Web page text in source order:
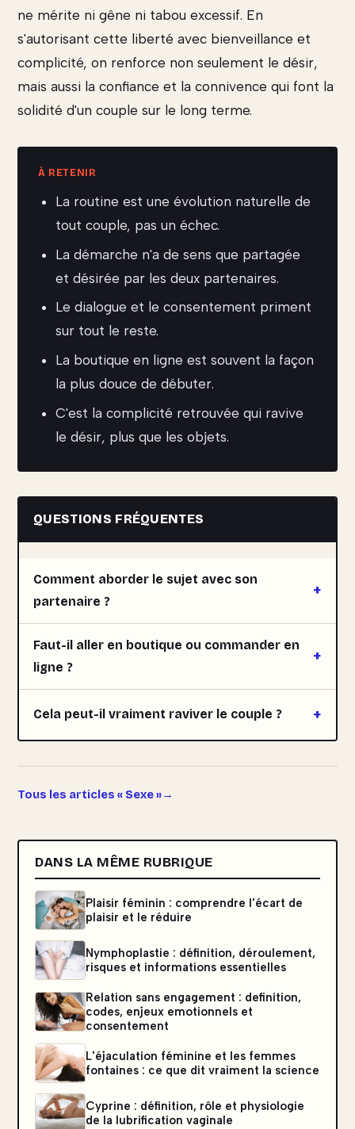
ne mérite ni gêne ni tabou excessif. En
s'autorisant cette liberté avec bienveillance et
complicité, on renforce non seulement le désir,
mais aussi la confiance et la connivence qui font la
solidité d'un couple sur le long terme.
La routine est une évolution naturelle de
tout couple, pas un échec.
La démarche n'a de sens que partagée
et désirée par les deux partenaires.
Le dialogue et le consentement priment
sur tout le reste.
La boutique en ligne est souvent la façon
la plus douce de débuter.
C'est la complicité retrouvée qui ravive
le désir, plus que les objets.
QUESTIONS FRÉQUENTES
Comment aborder le sujet avec son
partenaire ?
Faut-il aller en boutique ou commander en
ligne ?
Cela peut-il vraiment raviver le couple ?
Tous les articles « Sexe »
DANS LA MÊME RUBRIQUE
Plaisir féminin : comprendre l'écart de
plaisir et le réduire
Nymphoplastie : définition, déroulement,
risques et informations essentielles
Relation sans engagement : definition,
codes, enjeux emotionnels et
consentement
L'éjaculation féminine et les femmes
fontaines : ce que dit vraiment la science
Cyprine : définition, rôle et physiologie
de la lubrification vaginale